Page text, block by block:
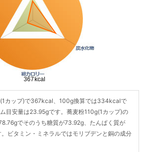
カップ)で367kcal、100g換算では334kcalで
目安量は23.95gです。蕎麦粉110g(1カップ)の
でそのうち糖質が73.92g、たんぱく質が
ビタミン・ミネラルではモリブデンと銅の成分